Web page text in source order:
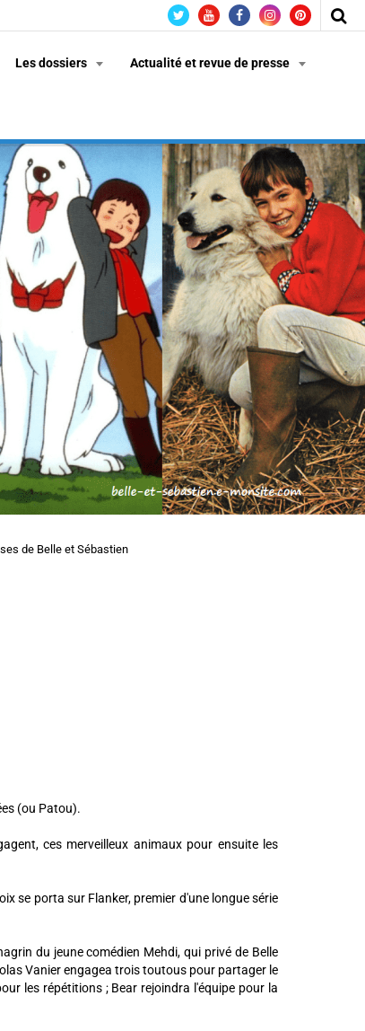
Les dossiers Actualité et revue de presse
de Belle et Sébastien
(ou Patou).
ces merveilleux animaux pour ensuite les
se porta sur Flanker, premier d'une longue série
du jeune comédien Mehdi, qui privé de Belle
Vanier engagea trois toutous pour partager le
les répétitions ; Bear rejoindra l'équipe pour la